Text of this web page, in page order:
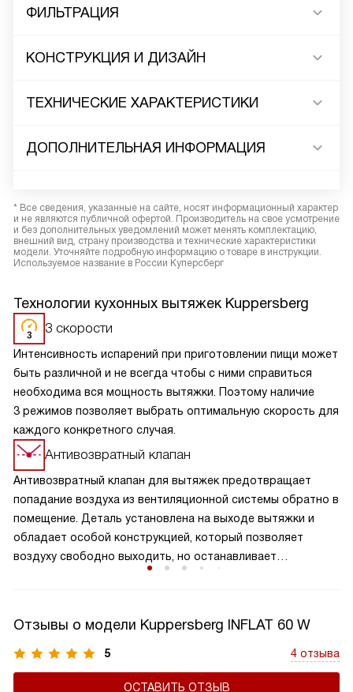
ФИЛЬТРАЦИЯ
КОНСТРУКЦИЯ И ДИЗАЙН
ТЕХНИЧЕСКИЕ ХАРАКТЕРИСТИКИ
ДОПОЛНИТЕЛЬНАЯ ИНФОРМАЦИЯ
* Все сведения, указанные на сайте, носят информационный характер
и не являются публичной офертой. Производитель на свое усмотрение
и без дополнительных уведомлений может менять комплектацию,
внешний вид, страну производства и технические характеристики
модели. Уточняйте подробную информацию о товаре в инструкции.
Используемое название в России Куперсберг
Технологии кухонных вытяжек Kuppersberg
3 скорости
Интенсивность испарений при приготовлении пищи может
быть различной и не всегда чтобы с ними справиться
необходима вся мощность вытяжки. Поэтому наличие
3 режимов позволяет выбрать оптимальную скорость для
каждого конкретного случая.
Антивозвратный клапан
Антивозвратный клапан для вытяжек предотвращает
попадание воздуха из вентиляционной системы обратно в
помещение. Деталь установлена на выходе вытяжки и
обладает особой конструкцией, который позволяет
воздуху свободно выходить, но останавливает
поддерживает чистоту воздуха на вашей кухне. Это
важный элемент вытяжки, который способствует
сохранению здорового микроклимата в комнате,
продляет срок службы устройства, а также не дает
Отзывы о модели Kuppersberg INFLAT 60 W
5 4 отзыва
ОСТАВИТЬ ОТЗЫВ